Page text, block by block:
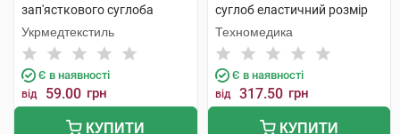
зап'ясткового суглоба
розмір 4 (21-22см) 1 шт
Укрмедтекстиль
Є в наявності
від 59.00 грн
КУПИТИ
суглоб еластичний розмір
S/M 1 шт
Техномедика
Є в наявності
від 317.50 грн
КУПИТИ